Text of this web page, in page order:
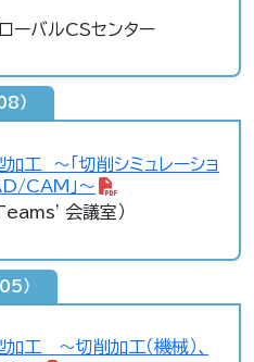
ーバルCSセンター
）
工 ～「切削シミュレーショ
CAM」～
会議室）
）
工 ～切削加工（機械）、